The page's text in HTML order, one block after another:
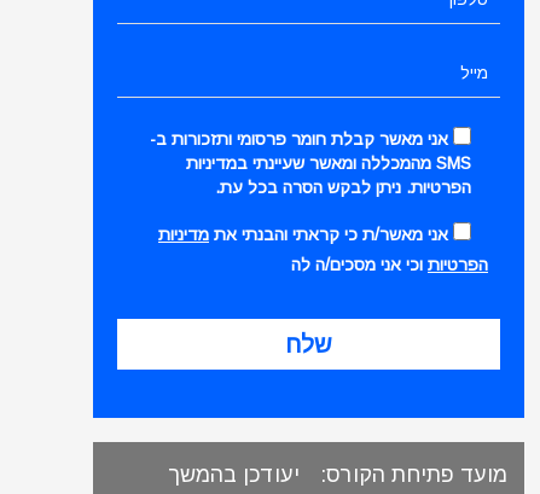
אני מאשר קבלת חומר פרסומי ותזכורות ב-
SMS מהמכללה ומאשר שעיינתי במדיניות
הפרטיות. ניתן לבקש הסרה בכל עת.
אני מאשר/ת כי קראתי והבנתי את מדיניות
הפרטיות וכי אני מסכים/ה לה
מועד פתיחת הקורס: יעודכן בהמשך